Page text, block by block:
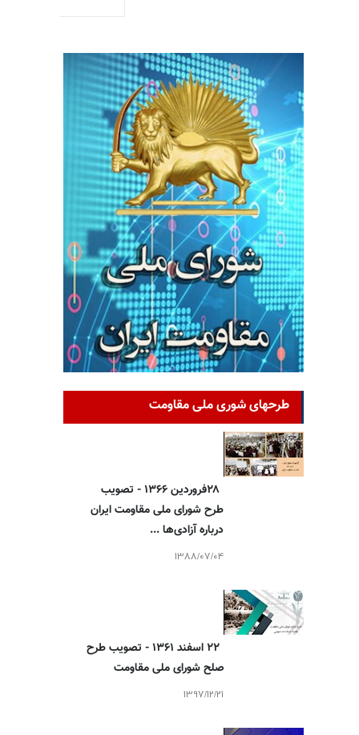
طرحهای شوری ملی مقاومت
۲۸فروردین ۱۳۶۶ - تصویب
طرح شورای ملی مقاومت ایران
درباره آزادی‌ها ...
1388/07/04
۲۲ اسفند ۱۳۶۱ - تصویب طرح
صلح شورای ملی مقاومت
1397/12/21